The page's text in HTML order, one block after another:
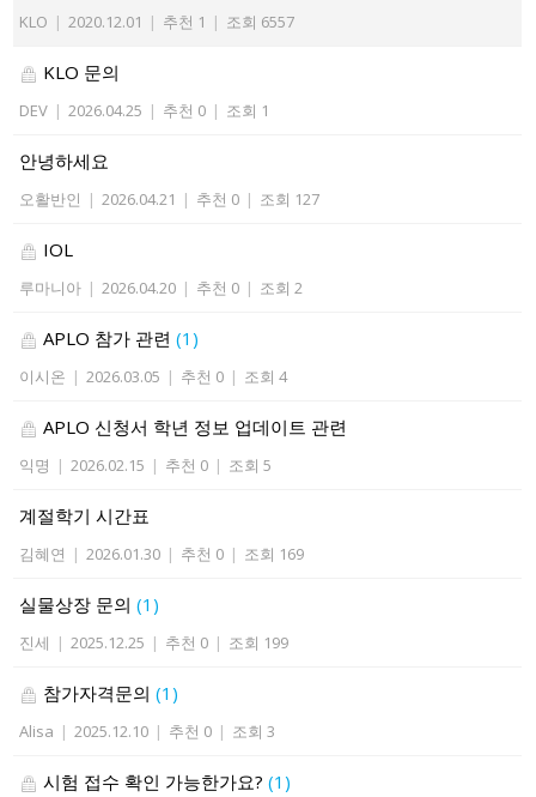
KLO | 2020.12.01 | 추천 1 | 조회 6557
KLO 문의
DEV | 2026.04.25 | 추천 0 | 조회 1
안녕하세요
오활반인 | 2026.04.21 | 추천 0 | 조회 127
IOL
루마니아 | 2026.04.20 | 추천 0 | 조회 2
APLO 참가 관련(1)
이시온 | 2026.03.05 | 추천 0 | 조회 4
APLO 신청서 학년 정보 업데이트 관련
익명 | 2026.02.15 | 추천 0 | 조회 5
계절학기 시간표
김혜연 | 2026.01.30 | 추천 0 | 조회 169
실물상장 문의(1)
진세 | 2025.12.25 | 추천 0 | 조회 199
참가자격문의(1)
Alisa | 2025.12.10 | 추천 0 | 조회 3
시험 접수 확인 가능한가요?(1)